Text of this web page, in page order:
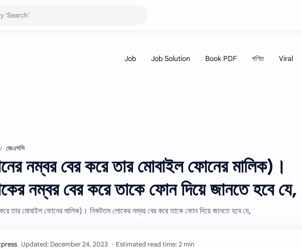
জেএসসি
নম্বর বের করে তার মােবাইল ফোনের মালিক)।
নম্বর বের করে তাকে ফোন দিয়ে জানতে হবে যে,
তার মােবাইল ফোনের মালিক)। নিকটতম লােকের নম্বর বের করে তাকে ফোন দিয়ে জানতে হবে যে,
Estimated read time: 2 min